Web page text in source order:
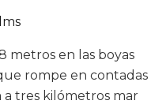
metros en las boyas
rompe en contadas
a tres kilómetros mar